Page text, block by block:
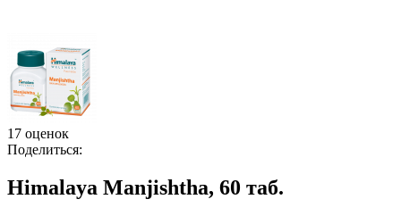
17 оценок
Поделиться:
Himalaya Manjishtha, 60 таб.